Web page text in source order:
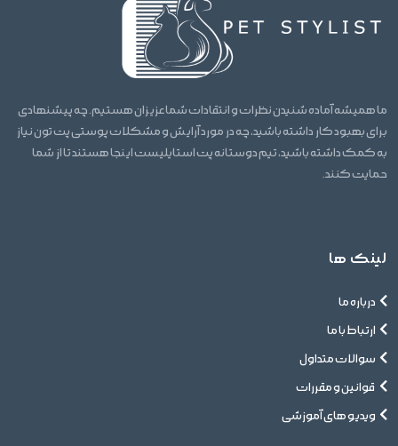
ما همیشه آماده شنیدن نظرات و انتقادات شما عزیزان هستیم. چه پیشنهادی
برای بهبود کار داشته باشید، چه در مورد آرایش و مشکلات پوستی پت تون نیاز
به کمک داشته باشید، تیم دوستانه پت استایلیست اینجا هستند تا از شما
حمایت کنند.
لینک ها
درباره ما
ارتباط با ما
سوالات متداول
قوانین و مقررات
ویدیو های آموزشی